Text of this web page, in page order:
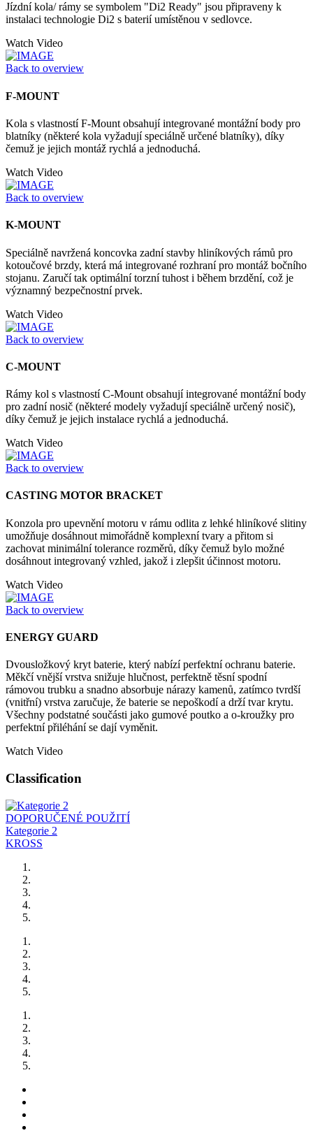
Jízdní kola/ rámy se symbolem "Di2 Ready" jsou připraveny k
instalaci technologie Di2 s baterií umístěnou v sedlovce.
Watch Video
Back to overview
F-MOUNT
Kola s vlastností F-Mount obsahují integrované montážní body pro
blatníky (některé kola vyžadují speciálně určené blatníky), díky
čemuž je jejich montáž rychlá a jednoduchá.
Watch Video
Back to overview
K-MOUNT
Speciálně navržená koncovka zadní stavby hliníkových rámů pro
kotoučové brzdy, která má integrované rozhraní pro montáž bočního
stojanu. Zaručí tak optimální torzní tuhost i během brzdění, což je
významný bezpečnostní prvek.
Watch Video
Back to overview
C-MOUNT
Rámy kol s vlastností C-Mount obsahují integrované montážní body
pro zadní nosič (některé modely vyžadují speciálně určený nosič),
díky čemuž je jejich instalace rychlá a jednoduchá.
Watch Video
Back to overview
CASTING MOTOR BRACKET
Konzola pro upevnění motoru v rámu odlita z lehké hliníkové slitiny
umožňuje dosáhnout mimořádně komplexní tvary a přitom si
zachovat minimální tolerance rozměrů, díky čemuž bylo možné
dosáhnout integrovaný vzhled, jakož i zlepšit účinnost motoru.
Watch Video
Back to overview
ENERGY GUARD
Dvousložkový kryt baterie, který nabízí perfektní ochranu baterie.
Měkčí vnější vrstva snižuje hlučnost, perfektně těsní spodní
rámovou trubku a snadno absorbuje nárazy kamenů, zatímco tvrdší
(vnitřní) vrstva zaručuje, že baterie se nepoškodí a drží tvar krytu.
Všechny podstatné součásti jako gumové poutko a o-kroužky pro
perfektní přiléhání se dají vyměnit.
Watch Video
Classification
DOPORUČENÉ POUŽITÍ
Kategorie 2
KROSS